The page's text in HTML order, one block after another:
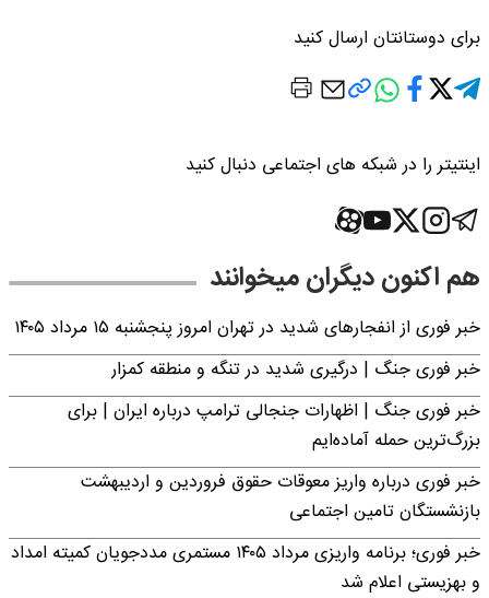
برای دوستانتان ارسال کنید
اینتیتر را در شبکه های اجتماعی دنبال کنید
هم اکنون دیگران میخوانند
خبر فوری از انفجارهای شدید در تهران امروز پنجشنبه ۱۵ مرداد ۱۴۰۵
خبر فوری جنگ | درگیری شدید در تنگه و منطقه کمزار
خبر فوری جنگ | اظهارات جنجالی ترامپ درباره ایران | برای
بزرگ‌ترین حمله آماده‌ایم
خبر فوری درباره واریز معوقات حقوق فروردین و اردیبهشت
بازنشستگان تامین اجتماعی
خبر فوری؛ برنامه واریزی مرداد ۱۴۰۵ مستمری مددجویان کمیته امداد
و بهزیستی اعلام شد